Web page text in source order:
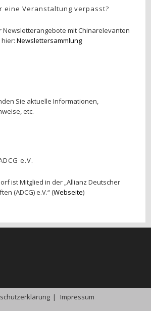
eine Veranstaltung verpasst?
Newsletterangebote mit Chinarelevanten
hier:Newslettersammlung
Sie aktuelle Informationen,
etc.
e.V.
ist Mitglied in der „Allianz Deutscher
(ADCG) e.V.“ (Webseite)
Impressum